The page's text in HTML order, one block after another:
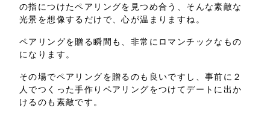
の指につけたペアリングを見つめ合う、そんな素敵な
光景を想像するだけで、心が温まりますね。
ペアリングを贈る瞬間も、非常にロマンチックなもの
になります。
その場でペアリングを贈るのも良いですし、事前に２
人でつくった手作りペアリングをつけてデートに出か
けるのも素敵です。